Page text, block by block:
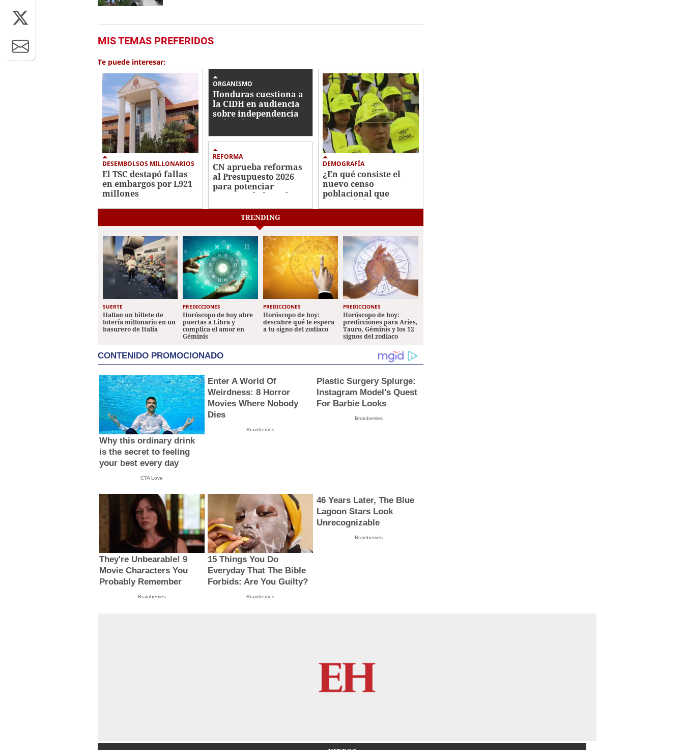
MIS TEMAS PREFERIDOS
Te puede interesar:
DESEMBOLSOS MILLONARIOS
El TSC destapó fallas
en embargos por L921
millones
ORGANISMO
Honduras cuestiona a
la CIDH en audiencia
sobre independencia
judicial
REFORMA
CN aprueba reformas
al Presupuesto 2026
para potenciar
conectividad escolar,
industria militar y
eliminar plazas
fantasmas
DEMOGRAFÍA
¿En qué consiste el
nuevo censo
poblacional que
anunció el Gobierno
TRENDING
SUERTE
Hallan un billete de
lotería millonario en un
basurero de Italia
PREDICCIONES
Horóscopo de hoy abre
puertas a Libra y
complica el amor en
Géminis
PREDICCIONES
Horóscopo de hoy:
descubre qué le espera
a tu signo del zodiaco
PREDICCIONES
Horóscopo de hoy:
predicciones para Aries,
Tauro, Géminis y los 12
signos del zodiaco
CONTENIDO PROMOCIONADO
Why this ordinary drink
is the secret to feeling
your best every day
CTA Love
Enter A World Of
Weirdness: 8 Horror
Movies Where Nobody
Dies
Brainberries
Plastic Surgery Splurge:
Instagram Model's Quest
For Barbie Looks
Brainberries
They're Unbearable! 9
Movie Characters You
Probably Remember
Brainberries
15 Things You Do
Everyday That The Bible
Forbids: Are You Guilty?
Brainberries
46 Years Later, The Blue
Lagoon Stars Look
Unrecognizable
Brainberries